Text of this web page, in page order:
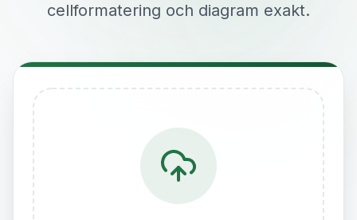
cellformatering och diagram exakt.